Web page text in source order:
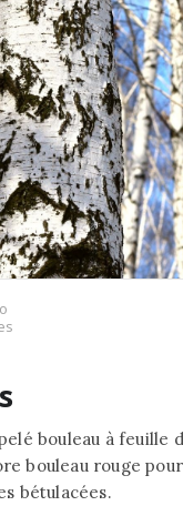
bouleau à
bouleau rouge
bétulacées.